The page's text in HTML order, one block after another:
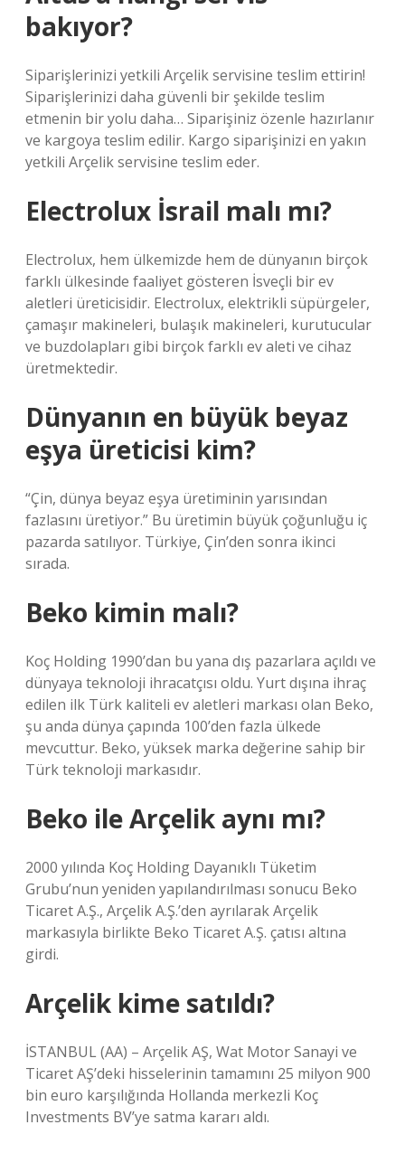
bakıyor?
Siparişlerinizi yetkili Arçelik servisine teslim ettirin!
Siparişlerinizi daha güvenli bir şekilde teslim
etmenin bir yolu daha… Siparişiniz özenle hazırlanır
ve kargoya teslim edilir. Kargo siparişinizi en yakın
yetkili Arçelik servisine teslim eder.
Electrolux İsrail malı mı?
Electrolux, hem ülkemizde hem de dünyanın birçok
farklı ülkesinde faaliyet gösteren İsveçli bir ev
aletleri üreticisidir. Electrolux, elektrikli süpürgeler,
çamaşır makineleri, bulaşık makineleri, kurutucular
ve buzdolapları gibi birçok farklı ev aleti ve cihaz
üretmektedir.
Dünyanın en büyük beyaz
eşya üreticisi kim?
“Çin, dünya beyaz eşya üretiminin yarısından
fazlasını üretiyor.” Bu üretimin büyük çoğunluğu iç
pazarda satılıyor. Türkiye, Çin’den sonra ikinci
sırada.
Beko kimin malı?
Koç Holding 1990’dan bu yana dış pazarlara açıldı ve
dünyaya teknoloji ihracatçısı oldu. Yurt dışına ihraç
edilen ilk Türk kaliteli ev aletleri markası olan Beko,
şu anda dünya çapında 100’den fazla ülkede
mevcuttur. Beko, yüksek marka değerine sahip bir
Türk teknoloji markasıdır.
Beko ile Arçelik aynı mı?
2000 yılında Koç Holding Dayanıklı Tüketim
Grubu’nun yeniden yapılandırılması sonucu Beko
Ticaret A.Ş., Arçelik A.Ş.’den ayrılarak Arçelik
markasıyla birlikte Beko Ticaret A.Ş. çatısı altına
girdi.
Arçelik kime satıldı?
İSTANBUL (AA) – Arçelik AŞ, Wat Motor Sanayi ve
Ticaret AŞ’deki hisselerinin tamamını 25 milyon 900
bin euro karşılığında Hollanda merkezli Koç
Investments BV’ye satma kararı aldı.